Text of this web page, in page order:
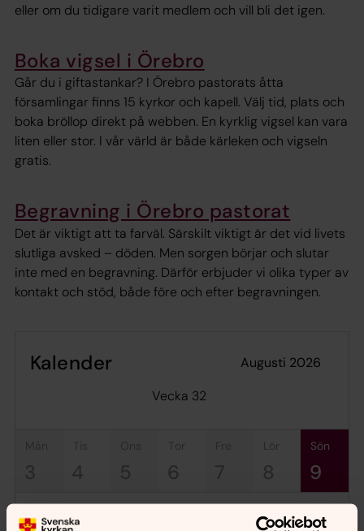
eller om du tidigare varit medlem och vill bli det igen.
Boka vigsel i Örebro
Går du i giftastankar? I Örebro pastorats åtta
församlingar finns 15 kyrkor och kapell. Välj tid, plats och
boka bröllop direkt på webben. En kyrklig vigsel kan vara
liten eller stor. I vår värld är både kärleken och vigseln
gratis.
Begravning i Örebro pastorat
Det är viktigt att ta farväl. Särskilt viktigt är det vid livets
slutliga avsked – döden. Men sorgen börjar och slutar
inte med en begravning. Därför erbjuder vi olika typer av
kontakt och stöd, både före och efter begravningen.
Kalender
augusti 2026
Vecka 32
tis
4
tor
6
lör
8
sön
9
Pilgrimsvandring på Munkastigen från